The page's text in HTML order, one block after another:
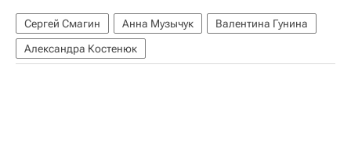
Сергей Смагин Анна Музычук
Валентина Гунина
Александра Костенюк